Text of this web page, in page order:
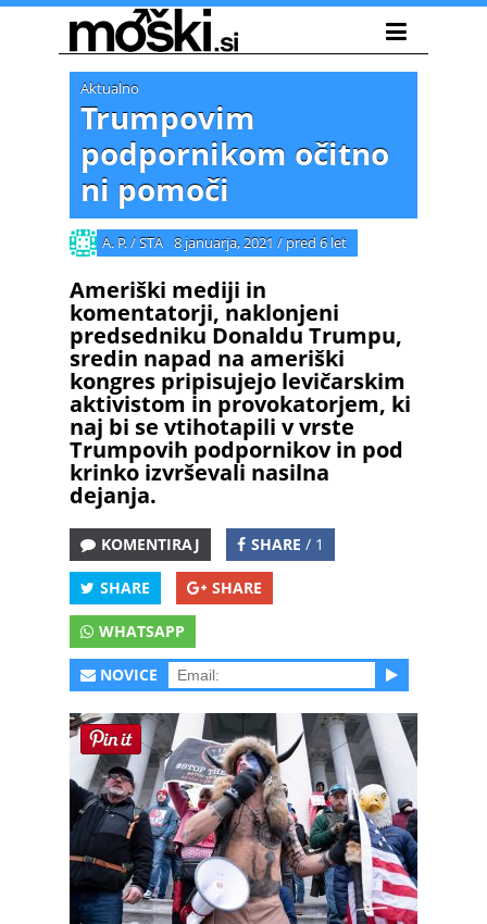
Aktualno
Trumpovim
podpornikom očitno
ni pomoči
A. P. / STA 8 januarja, 2021 / pred 6 let
Ameriški mediji in
komentatorji, naklonjeni
predsedniku Donaldu Trumpu,
sredin napad na ameriški
kongres pripisujejo levičarskim
aktivistom in provokatorjem, ki
naj bi se vtihotapili v vrste
Trumpovih podpornikov in pod
krinko izvrševali nasilna
dejanja.
KOMENTIRAJ SHARE / 1
SHARE SHARE
WHATSAPP
NOVICE